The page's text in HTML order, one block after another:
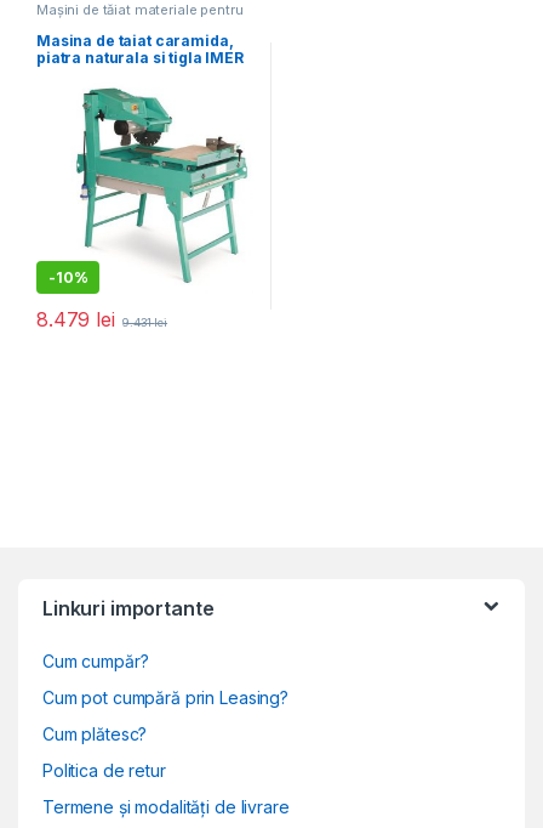
Mașini de tăiat materiale pentru
construcții
construcții
Masina de taiat caramida,
piatra naturala si tigla IMER
400mm inclus
-10%
8.479 lei 9.431lei
Linkuri importante
Cum cumpăr?
Cum pot cumpără prin Leasing?
Cum plătesc?
Politica de retur
Termene și modalități de livrare